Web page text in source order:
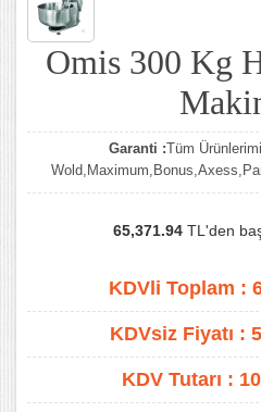
Omis 300 Kg
Garanti :Tüm
65,371.94TL'den
KDVli Toplam :
KDVsiz Fiyatı :
KDV Tutarı :